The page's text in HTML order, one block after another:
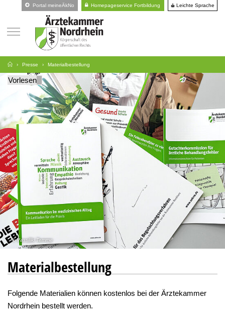
Portal meineÄkNo Homepageservice Fortbildung Leichte Sprache
Presse Materialbestellung
Vassiliki Temme
Vorlesen
Materialbestellung
Folgende Materialien können kostenlos bei der Ärztekammer
Nordrhein bestellt werden.